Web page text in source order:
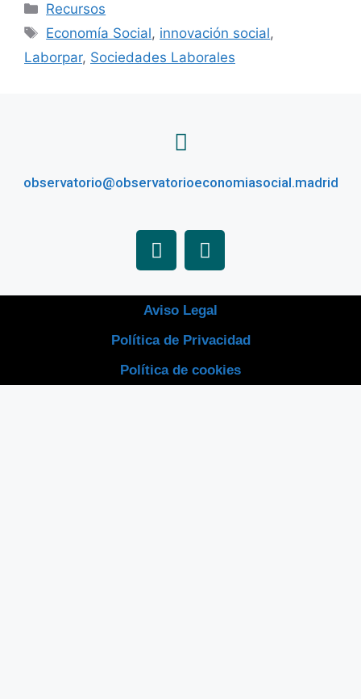
Recursos
Economía Social, innovación social,
Laborpar, Sociedades Laborales
observatorio@observatorioeconomiasocial.madrid
Aviso Legal
Política de Privacidad
Política de cookies